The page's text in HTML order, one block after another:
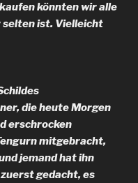
könnten wir alle
selten ist. Vielleicht
die heute Morgen
erschrocken
mitgebracht,
jemand hat ihn
gedacht, es